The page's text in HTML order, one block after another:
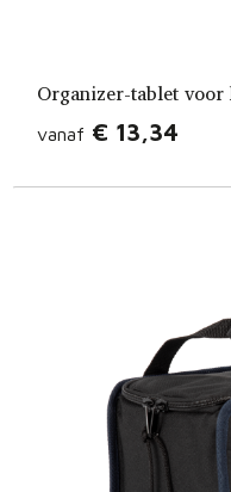
Organizer-tablet voor
vanaf € 13,34